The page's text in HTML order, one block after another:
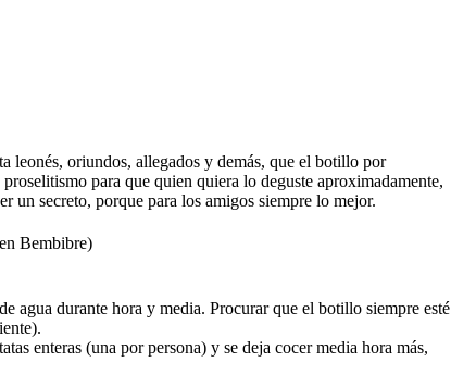
leonés, oriundos, allegados y demás, que el botillo por
para que quien quiera lo deguste aproximadamente,
un secreto, porque para los amigos siempre lo mejor.
Bembibre)
agua durante hora y media. Procurar que el botillo siempre esté
enteras (una por persona) y se deja cocer media hora más,